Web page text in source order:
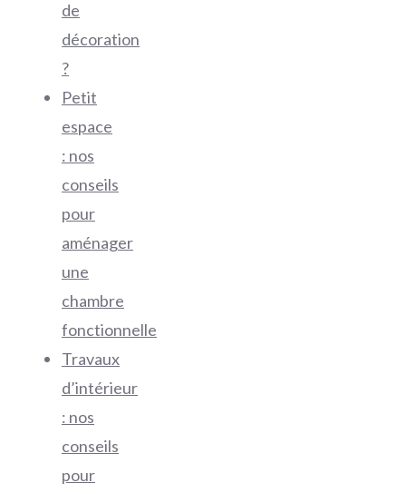
de
décoration
?
Petit
espace
: nos
conseils
pour
aménager
une
chambre
fonctionnelle
Travaux
d’intérieur
: nos
conseils
pour